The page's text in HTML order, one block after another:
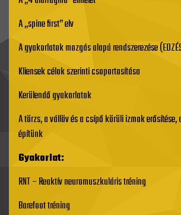
A „spine first” elv
A gyakorlatok mozgás alapú rendszerezése
Kliensek célok szerinti csoportosítása
Kerülendő gyakorlatok
A törzs, a vállöv és a csípő körüli izmok erősítése,
építünk
Gyakorlat:
RNT – Reaktív neuromuszkuláris tréning
Barefoot tréning